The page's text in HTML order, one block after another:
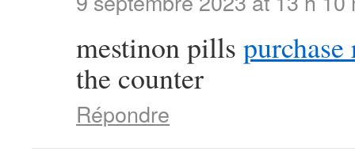
mestinon pills
the counter
Répondre